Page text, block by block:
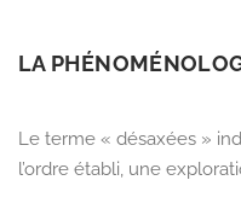
LA
Le terme « désaxées »
l’ordre établi, une